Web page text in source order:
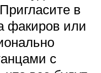
в
факиров или
с